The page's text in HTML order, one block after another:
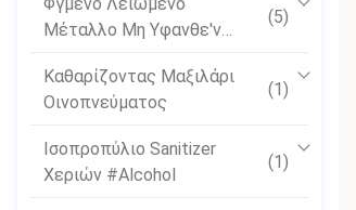
Μέταλλο Μη Υφανθε'ν
(5)
Καθαρίζοντας Μαξιλάρι
Οινοπνεύματος
(1)
Ισοπροπύλιο Sanitizer
Χεριών #Alcohol
(1)